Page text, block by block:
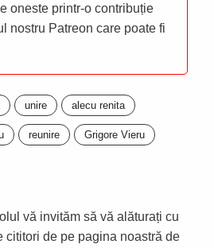
oneste printr-o contribuție
nostru Patreon care poate fi
unire alecu renita
reunire Grigore Vieru
vă invităm să vă alăturați cu
cititori de pe pagina noastră de